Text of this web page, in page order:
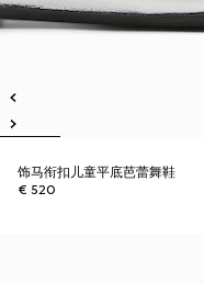
饰马衔扣儿童平底芭蕾舞鞋
€ 520